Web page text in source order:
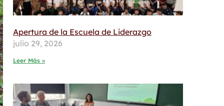
Apertura de la Escuela de Liderazgo
julio 29, 2026
Leer Más »